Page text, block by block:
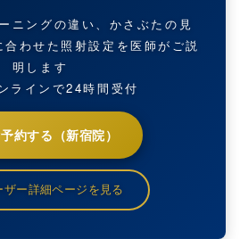
ニングの違い、かさぶたの見
わせた照射設定を医師がご説
明します
ラインで24時間受付
約する（新宿院）
ザー詳細ページを見る